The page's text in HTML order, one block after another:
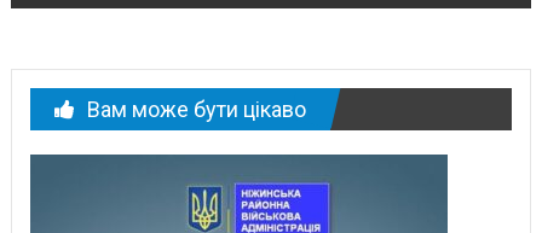
Вам може бути цікаво